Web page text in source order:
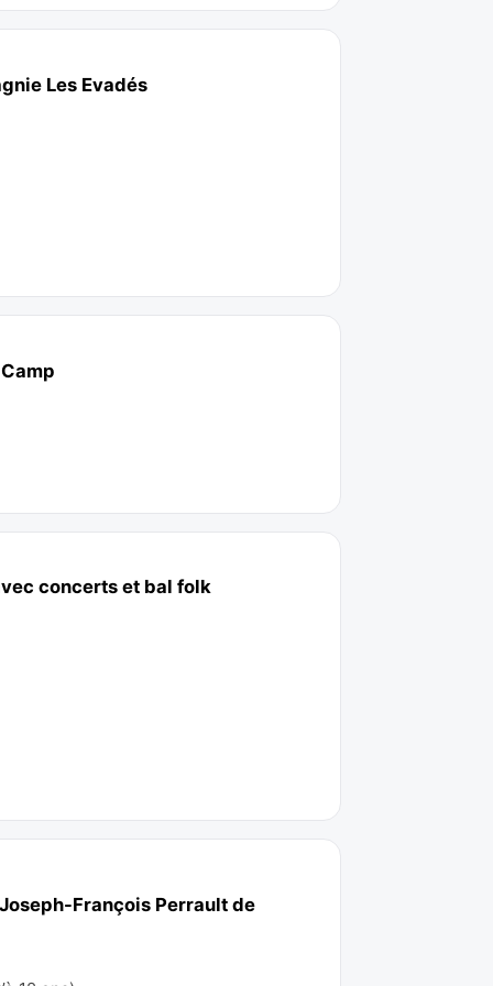
Les Evadés
concerts et bal folk
François Perrault de